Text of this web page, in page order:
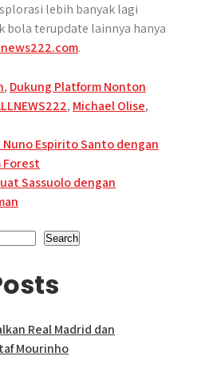
lebih banyak lagi
bola terupdate lainnya hanya
.
, Dukung Platform Nonton
, Michael Olise,
Nuno Espirito Santo dengan
Forest
Sassuolo dengan
Search
Real Madrid dan
Mourinho